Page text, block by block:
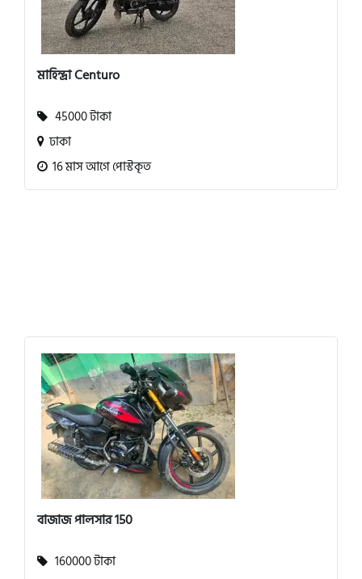
মাহিন্দ্রা Centuro
45000 টাকা
ঢাকা
16 মাস আগে পোস্টকৃত
বাজাজ পালসার 150
160000 টাকা